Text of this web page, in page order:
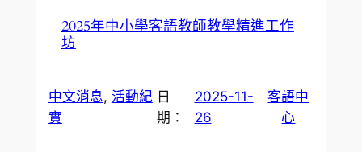
2025年中小學客語教師教學精進工作
坊
中文消息, 活動紀
實
日
期：
2025-11-
26
客語中
心